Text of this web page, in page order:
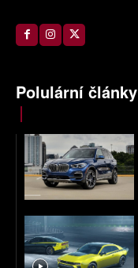
Polulární články